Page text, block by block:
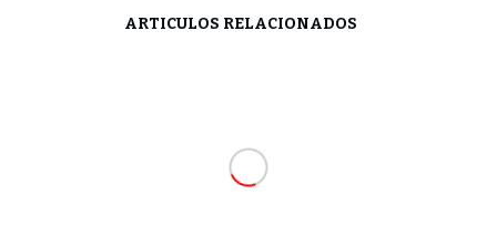
ARTÍCULOS RELACIONADOS